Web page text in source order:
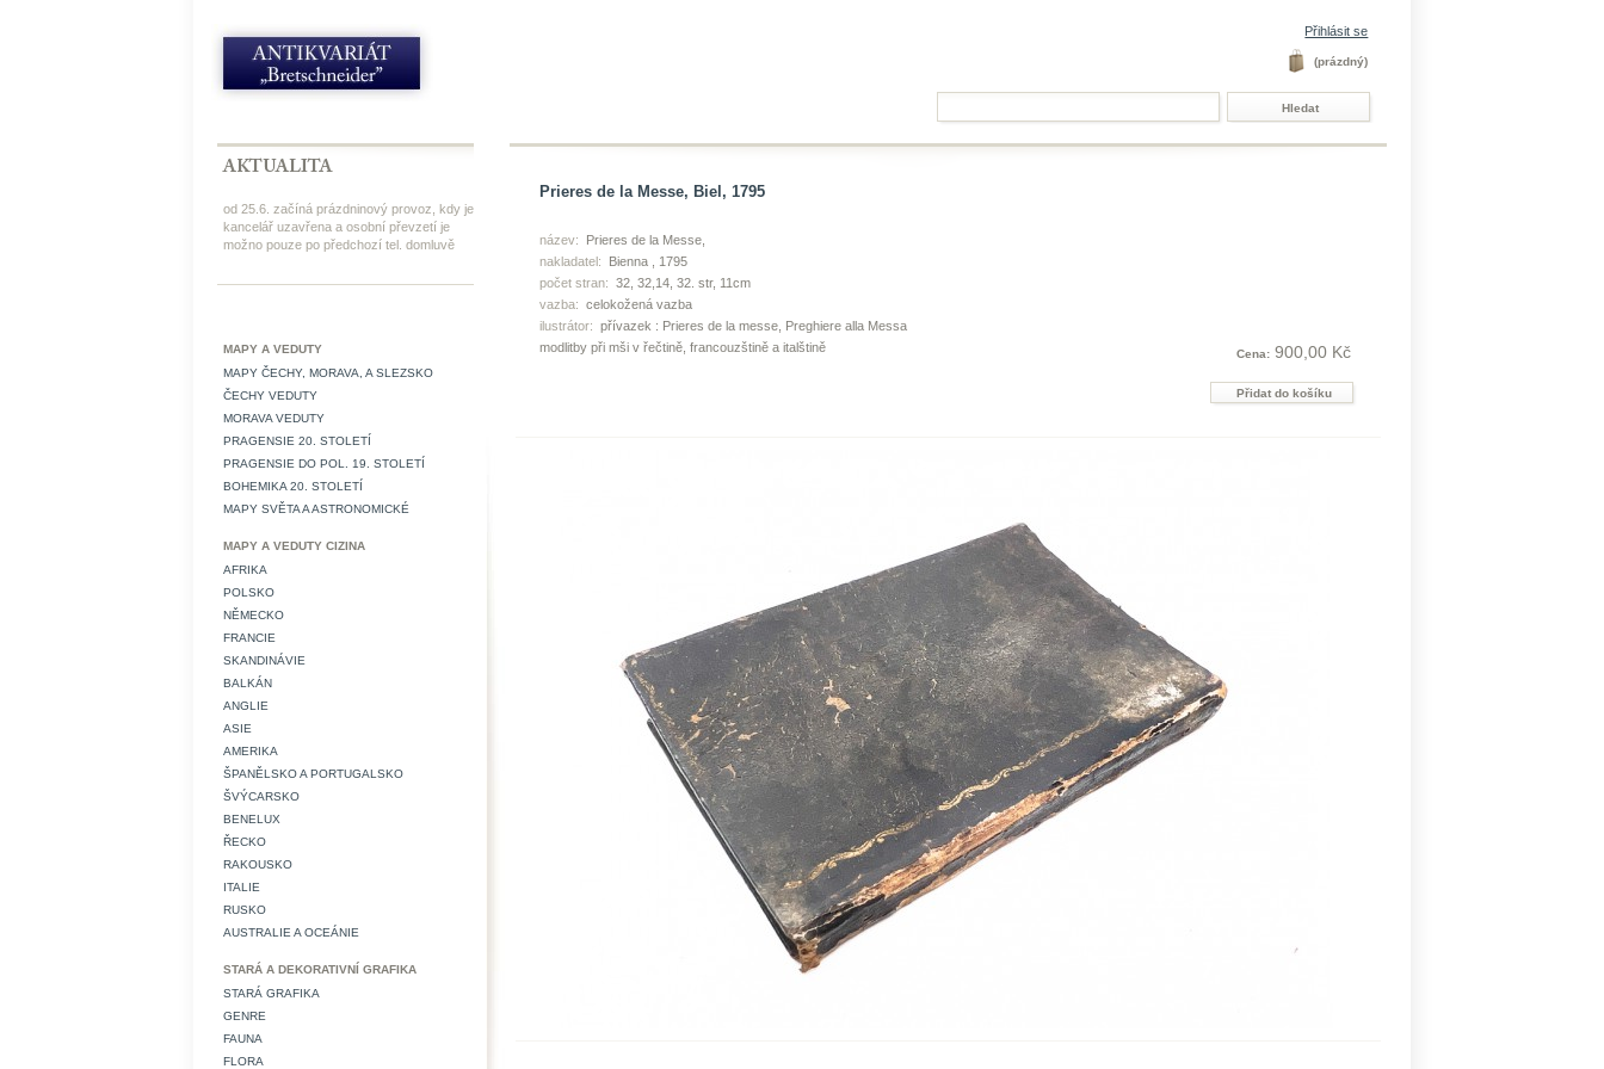
Přihlásit se
(prázdný)
od 25.6. začíná prázdninový provoz, kdy je
kancelář uzavřena a osobní převzetí je
možno pouze po předchozí tel. domluvě
MAPY A VEDUTY
MAPY ČECHY, MORAVA, A SLEZSKO
ČECHY VEDUTY
MORAVA VEDUTY
PRAGENSIE 20. STOLETÍ
PRAGENSIE DO POL. 19. STOLETÍ
BOHEMIKA 20. STOLETÍ
MAPY SVĚTA A ASTRONOMICKÉ
MAPY A VEDUTY CIZINA
AFRIKA
POLSKO
NĚMECKO
FRANCIE
SKANDINÁVIE
BALKÁN
ANGLIE
ASIE
AMERIKA
ŠPANĚLSKO A PORTUGALSKO
ŠVÝCARSKO
BENELUX
ŘECKO
RAKOUSKO
ITALIE
RUSKO
AUSTRALIE A OCEÁNIE
STARÁ A DEKORATIVNÍ GRAFIKA
STARÁ GRAFIKA
GENRE
FAUNA
FLORA
Prieres de la Messe, Biel, 1795
název:
Prieres de la Messe,
nakladatel:
Bienna , 1795
počet stran: 32, 32,14, 32. str, 11cm
vazba: celokožená vazba
ilustrátor: přívazek : Prieres de la messe, Preghiere alla Messa
modlitby při mši v řečtině, francouzštině a italštině
Cena: 900,00 Kč